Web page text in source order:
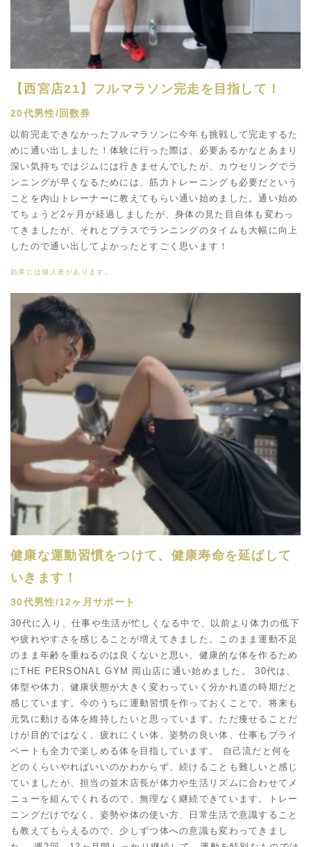
【西宮店21】フルマラソン完走を目指して！
20代男性/回数券
以前完走できなかったフルマラソンに今年も挑戦して完走するた
めに通い出しました！体験に行った際は、必要あるかなとあまり
深い気持ちではジムには行きませんでしたが、カウセリングでラ
ンニングが早くなるためには、筋力トレーニングも必要だという
ことを内山トレーナーに教えてもらい通い始めました。通い始め
てちょうど2ヶ月が経過しましたが、身体の見た目自体も変わっ
てきましたが、それとプラスでランニングのタイムも大幅に向上
したので通い出してよかったとすごく思います！
効果には個人差があります。
健康な運動習慣をつけて、健康寿命を延ばして
いきます！
30代男性/12ヶ月サポート
30代に入り、仕事や生活が忙しくなる中で、以前より体力の低下
や疲れやすさを感じることが増えてきました。このまま運動不足
のまま年齢を重ねるのは良くないと思い、健康的な体を作るため
にTHE PERSONAL GYM 岡山店に通い始めました。 30代は、
体型や体力、健康状態が大きく変わっていく分かれ道の時期だと
感じています。今のうちに運動習慣を作っておくことで、将来も
元気に動ける体を維持したいと思っています。ただ痩せることだ
けが目的ではなく、疲れにくい体、姿勢の良い体、仕事もプライ
ベートも全力で楽しめる体を目指しています。 自己流だと何を
どのくらいやればいいのかわからず、続けることも難しいと感じ
ていましたが、担当の並木店長が体力や生活リズムに合わせてメ
ニューを組んでくれるので、無理なく継続できています。トレー
ニングだけでなく、姿勢や体の使い方、日常生活で意識すること
も教えてもらえるので、少しずつ体への意識も変わってきまし